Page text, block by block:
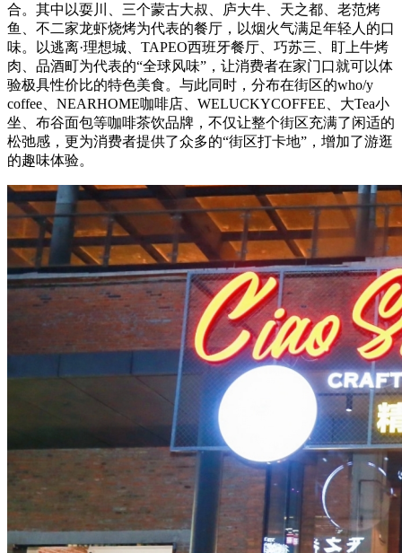
合。其中以耍川、三个蒙古大叔、庐大牛、天之都、老范烤
鱼、不二家龙虾烧烤为代表的餐厅，以烟火气满足年轻人的口
味。以逃离·理想城、TAPEO西班牙餐厅、巧苏三、盯上牛烤
肉、品酒町为代表的“全球风味”，让消费者在家门口就可以体
验极具性价比的特色美食。与此同时，分布在街区的who/y
coffee、NEARHOME咖啡店、WELUCKYCOFFEE、大Tea小
坐、布谷面包等咖啡茶饮品牌，不仅让整个街区充满了闲适的
松弛感，更为消费者提供了众多的“街区打卡地”，增加了游逛
的趣味体验。